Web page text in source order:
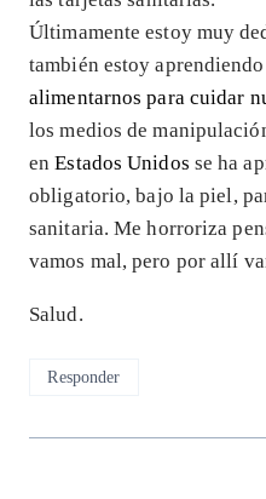
Últimamente estoy muy
también estoy aprendiendo
alimentarnos para cuidar
los medios de
enEstados Unidos se ha
obligatorio, bajo la piel,
sanitaria. Me horroriza
vamos mal, pero por allí
Salud.
Responder